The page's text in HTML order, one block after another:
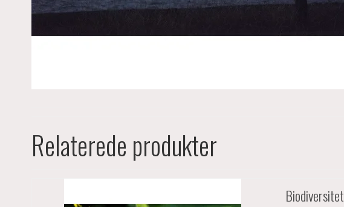
Relaterede produkter
Biodiversitet